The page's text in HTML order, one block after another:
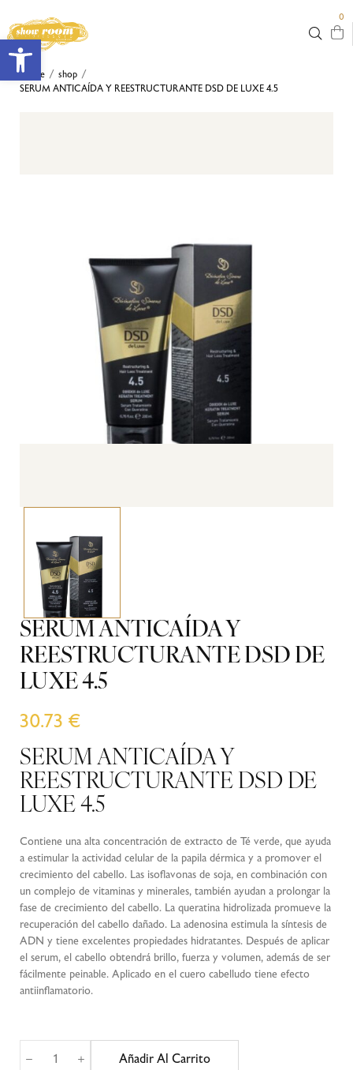
Abrir barra de herramientas
0
Home / shop /
SERUM ANTICAÍDA Y REESTRUCTURANTE DSD DE LUXE 4.5
SERUM ANTICAÍDA Y
REESTRUCTURANTE DSD DE
LUXE 4.5
30.73 €
SERUM ANTICAÍDA Y
REESTRUCTURANTE DSD DE
LUXE 4.5
Contiene una alta concentración de extracto de Té verde, que ayuda
a estimular la actividad celular de la papila dérmica y a promover el
crecimiento del cabello. Las isoflavonas de soja, en combinación con
un complejo de vitaminas y minerales, también ayudan a prolongar la
fase de crecimiento del cabello. La queratina hidrolizada promueve la
recuperación del cabello dañado. La adenosina estimula la síntesis de
ADN y tiene excelentes propiedades hidratantes. Después de aplicar
el serum, el cabello obtendrá brillo, fuerza y volumen, además de ser
fácilmente peinable. Aplicado en el cuero cabelludo tiene efecto
antiinflamatorio.
Añadir Al Carrito